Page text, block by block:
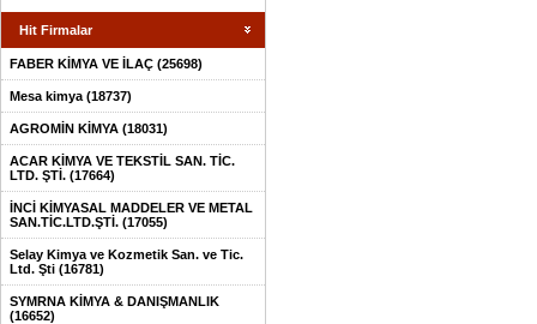
Hit Firmalar
FABER KİMYA VE İLAÇ (25698)
Mesa kimya (18737)
AGROMİN KİMYA (18031)
ACAR KİMYA VE TEKSTİL SAN. TİC.
LTD. ŞTİ. (17664)
İNCİ KİMYASAL MADDELER VE METAL
SAN.TİC.LTD.ŞTİ. (17055)
Selay Kimya ve Kozmetik San. ve Tic.
Ltd. Şti (16781)
SYMRNA KİMYA & DANIŞMANLIK
(16652)